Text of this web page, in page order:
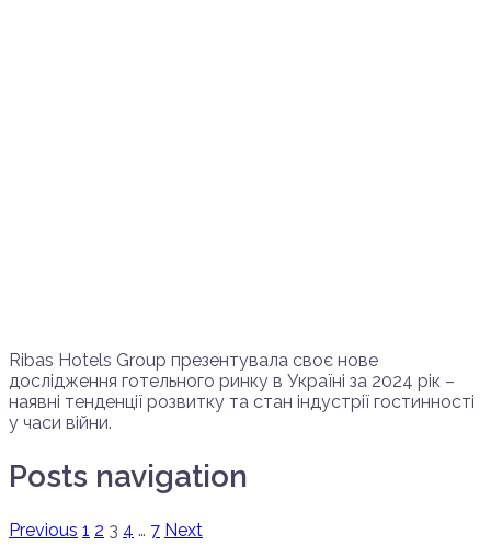
Ribas Hotels Group презентувала своє нове
дослідження готельного ринку в Україні за 2024 рік –
наявні тенденції розвитку та стан індустрії гостинності
у часи війни.
Posts navigation
Previous 1 2 3 4 … 7 Next